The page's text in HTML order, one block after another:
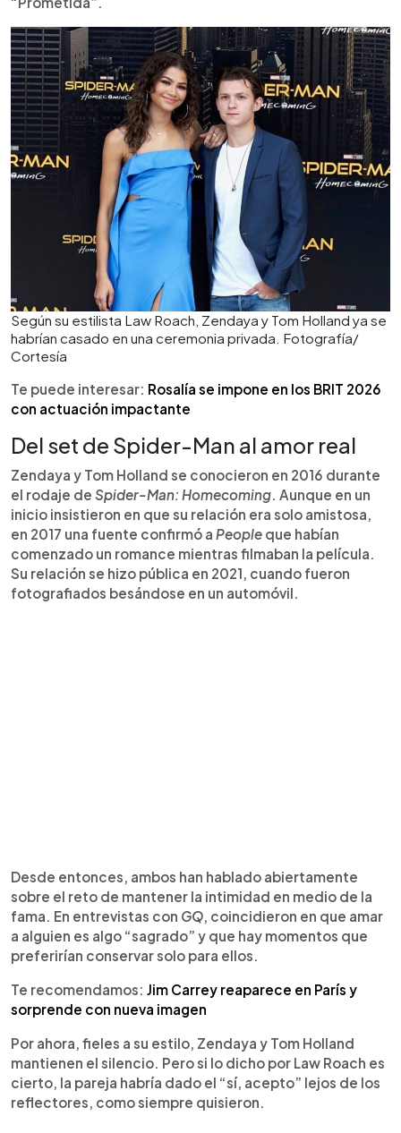
Según su estilista Law Roach, Zendaya y Tom Holland ya se
habrían casado en una ceremonia privada. Fotografía/
Cortesía
Te puede interesar: Rosalía se impone en los BRIT 2026
con actuación impactante
Del set de Spider-Man al amor real
Zendaya y Tom Holland se conocieron en 2016 durante
el rodaje de Spider-Man: Homecoming. Aunque en un
inicio insistieron en que su relación era solo amistosa,
en 2017 una fuente confirmó a People que habían
comenzado un romance mientras filmaban la película.
Su relación se hizo pública en 2021, cuando fueron
fotografiados besándose en un automóvil.
Desde entonces, ambos han hablado abiertamente
sobre el reto de mantener la intimidad en medio de la
fama. En entrevistas con GQ, coincidieron en que amar
a alguien es algo “sagrado” y que hay momentos que
preferirían conservar solo para ellos.
Te recomendamos: Jim Carrey reaparece en París y
sorprende con nueva imagen
Por ahora, fieles a su estilo, Zendaya y Tom Holland
mantienen el silencio. Pero si lo dicho por Law Roach es
cierto, la pareja habría dado el “sí, acepto” lejos de los
reflectores, como siempre quisieron.